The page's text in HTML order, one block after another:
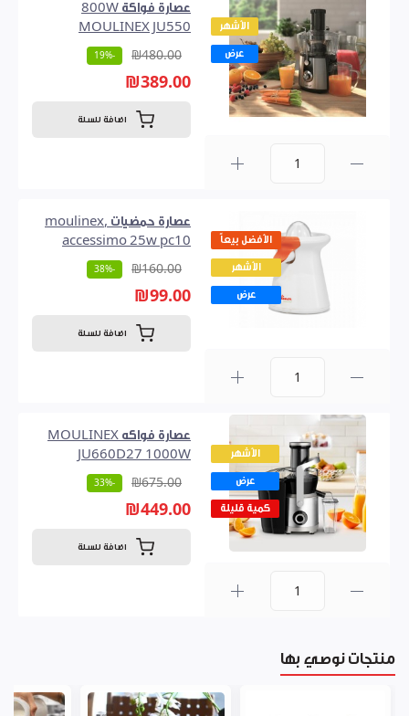
الأشهر
عرض
عصارة فواكة 800W
MOULINEX JU550
₪480.00
-19%
₪389.00
اضافة للسلة
الأفضل بيعاً
الأشهر
عرض
عصارة حمضيات ,moulinex
accessimo 25w pc10
₪160.00
-38%
₪99.00
اضافة للسلة
الأشهر
عرض
كمية قليلة
عصارة فواكه MOULINEX
JU660D27 1000W
₪675.00
-33%
₪449.00
اضافة للسلة
منتجات نوصي بها